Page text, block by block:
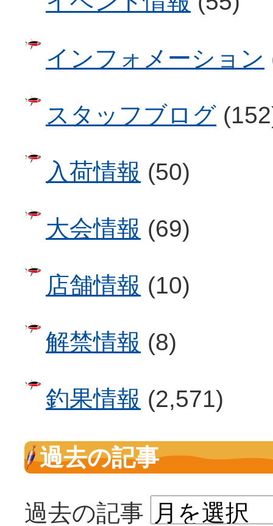
インフォメーション
スタッフブログ
入荷情報 (50)
大会情報 (69)
店舗情報 (10)
解禁情報 (8)
釣果情報 (2,571)
過去の記事
過去の記事